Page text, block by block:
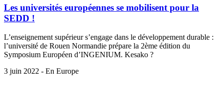
Les universités européennes se mobilisent pour la
SEDD !
L’enseignement supérieur s’engage dans le développement durable :
l’université de Rouen Normandie prépare la 2ème édition du
Symposium Européen d’INGENIUM. Kesako ?
3 juin 2022 - En Europe